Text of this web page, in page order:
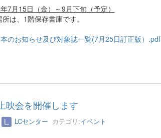
7月15日（金）～9月下旬（予定）
は、1階保存書庫です。
のお知らせ及び対象誌一覧(7月25日訂正版）.pdf
映会を開催します
LCセンター カテゴリ:イベント